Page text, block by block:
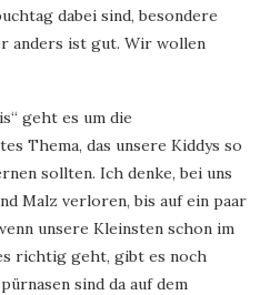
dabei sind, besondere
anders ist gut. Wir wollen
geht es um die
Thema, das unsere Kiddys so
sollten. Ich denke, bei uns
Malz verloren, bis auf ein paar
unsere Kleinsten schon im
richtig geht, gibt es noch
sind da auf dem